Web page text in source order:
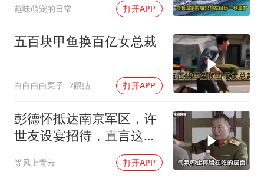
男子结婚8年发现3个女儿均非亲生
奋进开新局 实干挑大梁
趣味萌宠的日常 打开APP
五百块甲鱼换百亿女总裁
白白白白栗子 2跟贴 打开APP
彭德怀抵达南京军区，许
世友设宴招待，直言这是
等风上青云 打开APP